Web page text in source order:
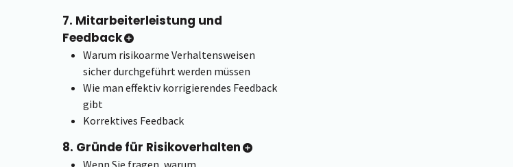
7. Mitarbeiterleistung und
Feedback
Warum risikoarme Verhaltensweisen
sicher durchgeführt werden müssen
Wie man effektiv korrigierendes Feedback
gibt
Korrektives Feedback
8. Gründe für Risikoverhalten
Wenn Sie fragen, warum ...